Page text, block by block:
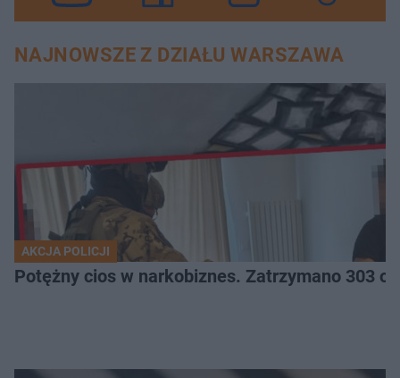
NAJNOWSZE Z DZIAŁU WARSZAWA
AKCJA POLICJI
Potężny cios